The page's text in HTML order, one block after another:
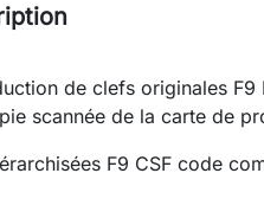
de clefs originales
scannée de la carte de
F9 CSF code